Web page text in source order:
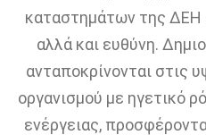
καταστημάτων της ΔΕΗ
αλλά και ευθύνη.
ανταποκρίνονται στις
οργανισμού με ηγετικό
ενέργειας,